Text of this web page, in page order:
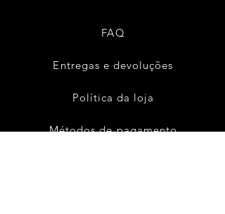
FAQ
Entregas e devoluções
Política da loja
Métodos de pagamento